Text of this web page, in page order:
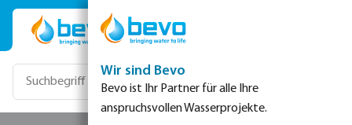
Zum Hauptinhalt springen
Wir sind Bevo
Bevo ist Ihr Partner für alle Ihre
anspruchsvollen Wasserprojekte.